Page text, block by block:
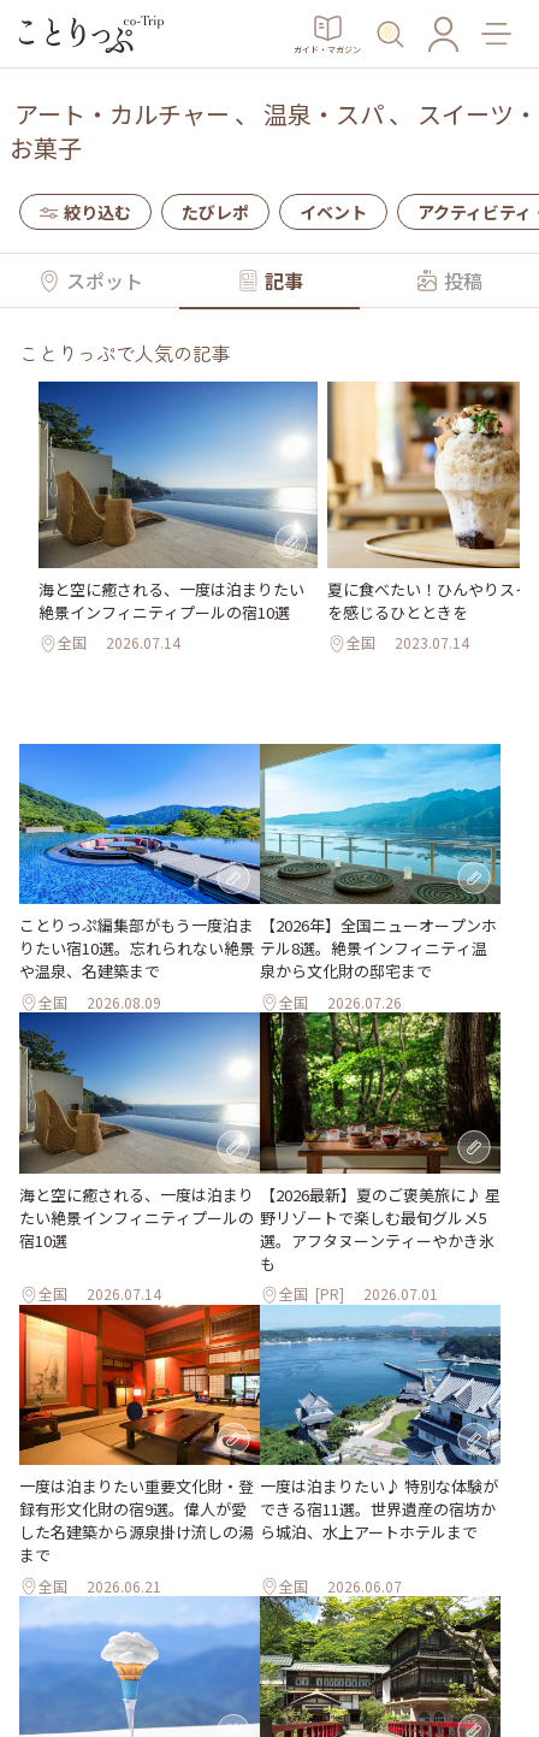
ガイド・マガジン
アート・カルチャー 、 温泉・スパ、 スイーツ・
お菓子
絞り込む たびレポ イベント アクティビティ
スポット 記事 投稿
ことりっぷで人気の記事
海と空に癒される、一度は泊まりたい
絶景インフィニティプールの宿10選
全国 2026.07.14
夏に食べたい！ひんやりスイ
を感じるひとときを
全国 2023.07.14
ことりっぷ編集部がもう一度泊ま
りたい宿10選。忘れられない絶景
や温泉、名建築まで
全国 2026.08.09
【2026年】全国ニューオープンホ
テル8選。絶景インフィニティ温
泉から文化財の邸宅まで
全国 2026.07.26
海と空に癒される、一度は泊まり
たい絶景インフィニティプールの
宿10選
全国 2026.07.14
【2026最新】夏のご褒美旅に♪ 星
野リゾートで楽しむ最旬グルメ5
選。アフタヌーンティーやかき氷
も
全国 [PR] 2026.07.01
一度は泊まりたい重要文化財・登
録有形文化財の宿9選。偉人が愛
した名建築から源泉掛け流しの湯
まで
全国 2026.06.21
一度は泊まりたい♪ 特別な体験が
できる宿11選。世界遺産の宿坊か
ら城泊、水上アートホテルまで
全国 2026.06.07